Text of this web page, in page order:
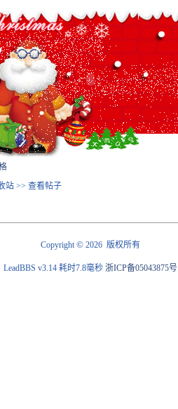
站 >> 查看帖子
Copyright© 2026 版权所有
LeadBBS v3.14 耗时7.8毫秒 浙ICP备05043875号